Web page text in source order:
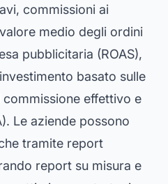
commissioni ai
medio degli ordini
pubblicitaria (ROAS),
basato sulle
effettivo e
Le aziende possono
tramite report
report su misura e